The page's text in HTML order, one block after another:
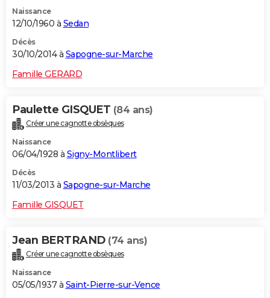
Naissance
12/10/1960 à Sedan
Décès
30/10/2014 à Sapogne-sur-Marche
Famille GERARD
Paulette GISQUET (84 ans)
Créer une cagnotte obsèques
Naissance
06/04/1928 à Signy-Montlibert
Décès
11/03/2013 à Sapogne-sur-Marche
Famille GISQUET
Jean BERTRAND (74 ans)
Créer une cagnotte obsèques
Naissance
05/05/1937 à Saint-Pierre-sur-Vence